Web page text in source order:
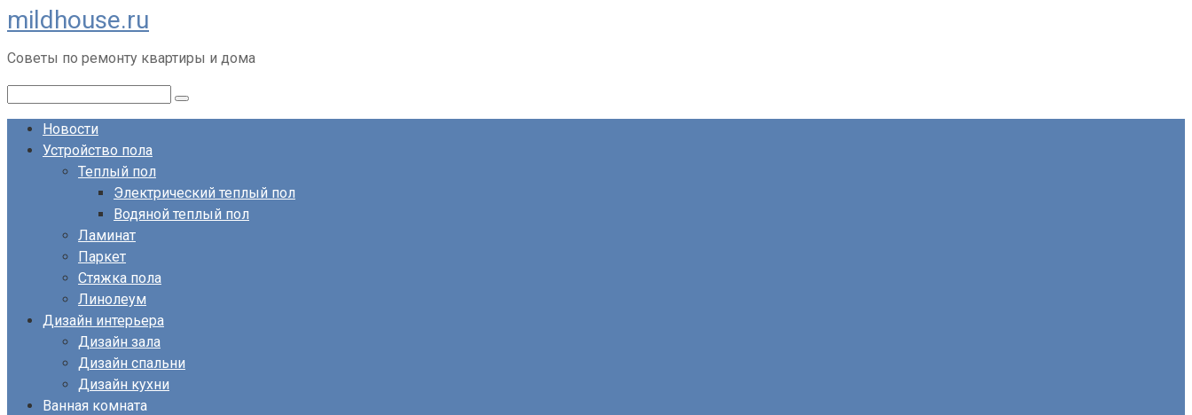
Перейти
к
контенту
mildhouse.ru
Советы по ремонту квартиры и дома
Новости
Устройство пола
Теплый пол
Электрический теплый пол
Водяной теплый пол
Ламинат
Паркет
Стяжка пола
Линолеум
Дизайн интерьера
Дизайн зала
Дизайн спальни
Дизайн кухни
Ванная комната